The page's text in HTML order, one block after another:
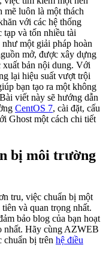
mẽ luôn là một thách
với các hệ thống
và tốn nhiều tài
một giải pháp hoàn
mở, được xây dựng
xuất bản nội dung. Với
lại hiệu suất vượt trội
bạn tạo ra một không
viết này sẽ hướng dẫn
CentOS 7, cài đặt, cấu
Ghost một cách chi tiết
bị môi trường
tru, việc chuẩn bị một
và quan trọng nhất.
bảo blog của bạn hoạt
nhất. Hãy cùng AZWEB
chuẩn bị trên hệ điều